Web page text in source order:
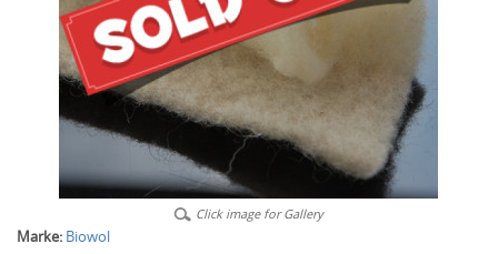
Click image for Gallery
Marke: Biowol